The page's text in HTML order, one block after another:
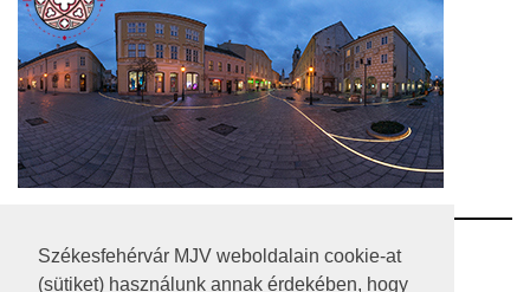
Székesfehérvár MJV weboldalain cookie-at
(sütiket) használunk annak érdekében, hogy
RSS